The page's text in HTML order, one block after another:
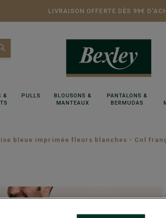
LIVRAISON OFFERTE DÈS 99€
&
PULLS
BLOUSONS &
MANTEAUX
PANTALONS &
BERMUDAS
bleue imprimée fleurs blanches - Col